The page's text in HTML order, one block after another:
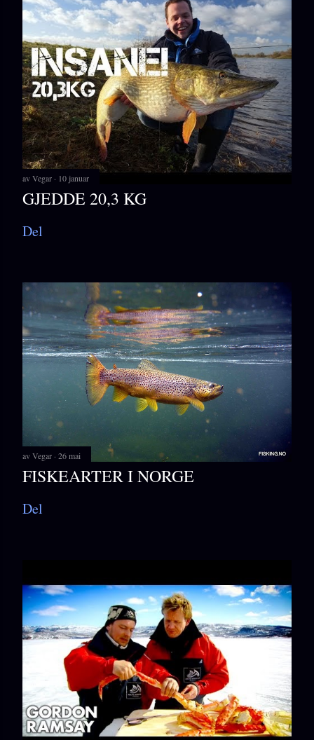
avVegar 10 januar
GJEDDE 20,3 KG
Del
avVegar 26 mai
FISKEARTER I NORGE
Del